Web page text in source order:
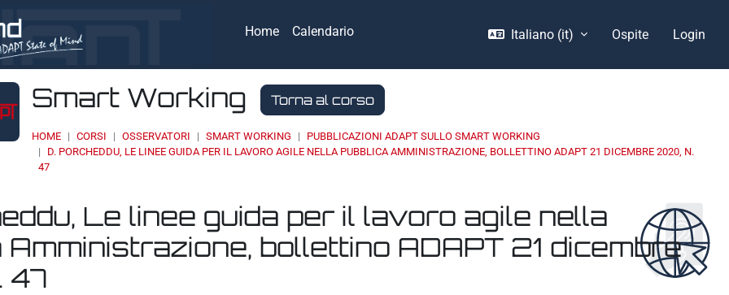
Home
Calendario Italiano ‎(it)‎ Ospite Login
Smart Working Torna al corso
HOME CORSI OSSERVATORI SMART WORKING
PUBBLICAZIONI ADAPT SULLO SMART WORKING
D. PORCHEDDU, LE LINEE GUIDA PER IL LAVORO AGILE NELLA PUBBLICA AMMINISTRAZIONE, BOLLETTINO ADAPT 21 DICEMBRE 2020, N.
47
Le linee guida per il lavoro agile nella
Amministrazione, bollettino ADAPT 21 dicembre
47